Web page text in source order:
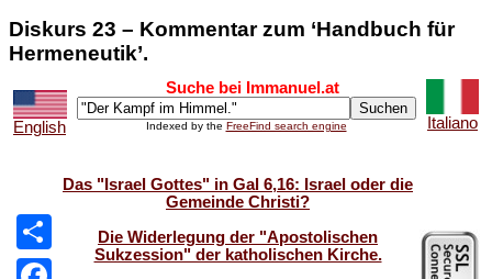
Diskurs 23 – Kommentar zum ‘Handbuch für
Hermeneutik’.
English
Suche bei Immanuel.at
Indexed by the FreeFind search engine Italiano
Share
Das "Israel Gottes" in Gal 6,16: Israel oder die
Gemeinde Christi?
Die Widerlegung der "Apostolischen
Sukzession" der katholischen Kirche.